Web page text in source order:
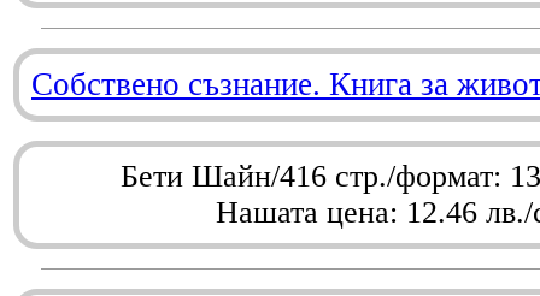
Собствено съзнание. Книга за
Бети Шайн/416 стр./формат:
Нашата цена: 12.46 лв./